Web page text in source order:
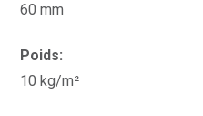
60 mm
Poids:
10 kg/m²